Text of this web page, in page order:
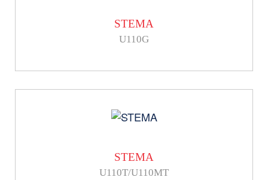
STEMA
U110G
STEMA
U110T/U110MT